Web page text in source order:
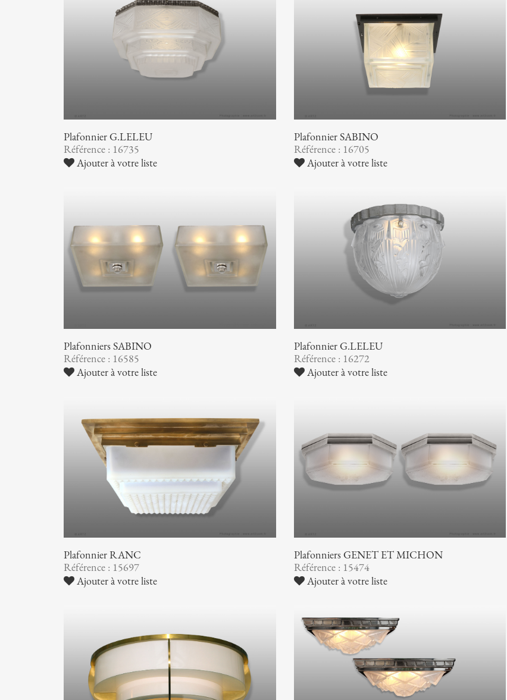
Plafonnier G.LELEU
Référence : 16735
Ajouter à votre liste
Plafonnier SABINO
Référence : 16705
Ajouter à votre liste
Plafonniers SABINO
Référence : 16585
Ajouter à votre liste
Plafonnier G.LELEU
Référence : 16272
Ajouter à votre liste
Plafonnier RANC
Référence : 15697
Ajouter à votre liste
Plafonniers GENET ET MICHON
Référence : 15474
Ajouter à votre liste